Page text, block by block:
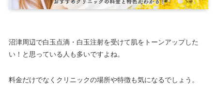
沼津周辺で白玉点滴・白玉注射を受けて肌をトーンアップした
い！と思っている人も多いですよね。
料金だけでなくクリニックの場所や特徴も気になるでしょう。